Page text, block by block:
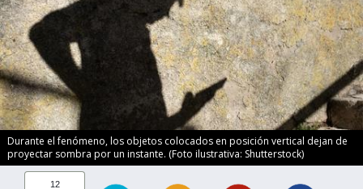
Durante el fenómeno, los objetos colocados en posición vertical dejan de
proyectar sombra por un instante. (Foto ilustrativa: Shutterstock)
12